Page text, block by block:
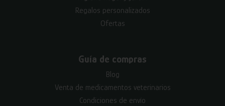
Regalos personalizados
Ofertas
Guía de compras
Blog
Venta de medicamentos veterinarios
Condiciones de envío